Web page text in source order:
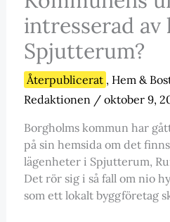
intresserad av
Spjutterum?
Återpublicerat , Hem &
Redaktionen / oktober 9,
Borgholms kommun har
på sin hemsida om det
lägenheter i Spjutterum,
Det rör sig i så fall om nio
som ett lokalt byggföretag